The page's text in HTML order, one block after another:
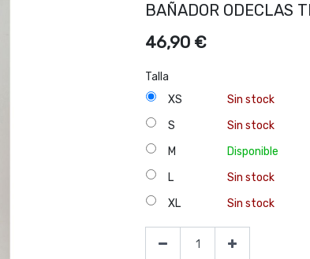
BAÑADOR ODECLAS
46,90 €
Talla
XS
Sin stock
S
Sin stock
M
Disponible
L
Sin stock
XL
Sin stock